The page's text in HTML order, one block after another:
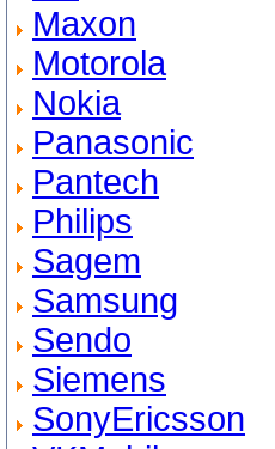
Maxon
Motorola
Nokia
Panasonic
Pantech
Philips
Sagem
Samsung
Sendo
Siemens
SonyEricsson